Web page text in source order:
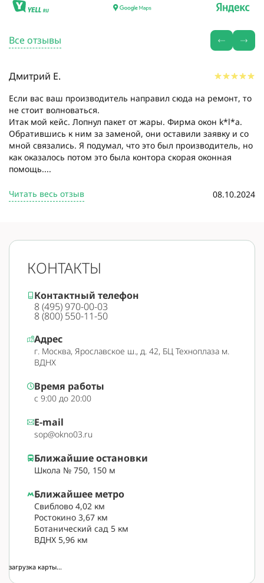
Все отзывы
Дмитрий Е.
Если вас ваш производитель направил сюда на ремонт, то
не стоит волноваться.
Итак мой кейс. Лопнул пакет от жары. Фирма окон k*l*a.
Обратившись к ним за заменой, они оставили заявку и со
мной связались. Я подумал, что это был производитель, но
как оказалось потом это была контора скорая оконная
помощь....
Читать весь отзыв 08.10.2024
КОНТАКТЫ
Контактный телефон
8 (495) 970-00-03
8 (800) 550-11-50
Адрес
г. Москва, Ярославское ш., д. 42, БЦ Техноплаза м.
ВДНХ
Время работы
с 9:00 до 20:00
E-mail
sop@okno03.ru
Ближайшее метро
Свиблово 4,02 км
Ростокино 3,67 км
Ботанический сад 5 км
ВДНХ 5,96 км
Ближайшие остановки
Школа № 750, 150 м
загрузка карты...